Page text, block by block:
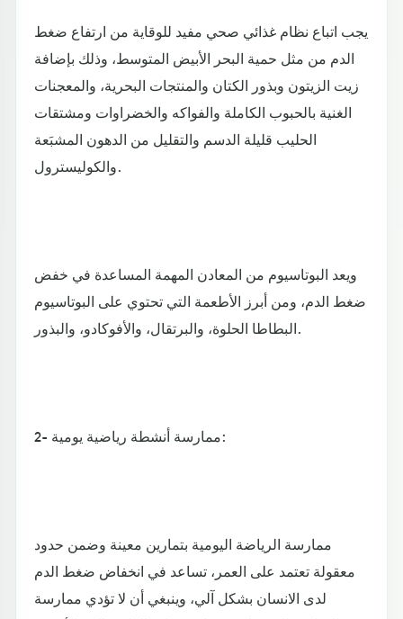
يجب اتباع نظام غذائي صحي مفيد للوقاية من ارتفاع ضغط
الدم من مثل حمية البحر الأبيض المتوسط، وذلك بإضافة
زيت الزيتون وبذور الكتان والمنتجات البحرية، والمعجنات
الغنية بالحبوب الكاملة والفواكه والخضراوات ومشتقات
الحليب قليلة الدسم والتقليل من الدهون المشبَعة
والكوليسترول.
ويعد البوتاسيوم من المعادن المهمة المساعدة في خفض
ضغط الدم، ومن أبرز الأطعمة التي تحتوي على البوتاسيوم
البطاطا الحلوة، والبرتقال، والأفوكادو، والبذور.
2- ممارسة أنشطة رياضية يومية:
ممارسة الرياضة اليومية بتمارين معينة وضمن حدود
معقولة تعتمد على العمر، تساعد في انخفاض ضغط الدم
لدى الانسان بشكل آلي، وينبغي أن لا تؤدي ممارسة